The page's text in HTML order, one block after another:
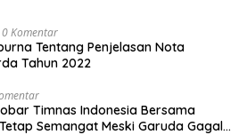
0 Komentar
Tentang Penjelasan Nota
Tahun 2022
Timnas Indonesia Bersama
Semangat Meski Garuda Gagal